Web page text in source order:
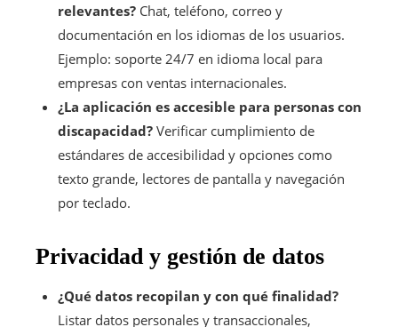
relevantes? Chat, teléfono, correo y
documentación en los idiomas de los usuarios.
Ejemplo: soporte 24/7 en idioma local para
empresas con ventas internacionales.
¿La aplicación es accesible para personas con
discapacidad? Verificar cumplimiento de
estándares de accesibilidad y opciones como
texto grande, lectores de pantalla y navegación
por teclado.
Privacidad y gestión de datos
¿Qué datos recopilan y con qué finalidad?
Listar datos personales y transaccionales,